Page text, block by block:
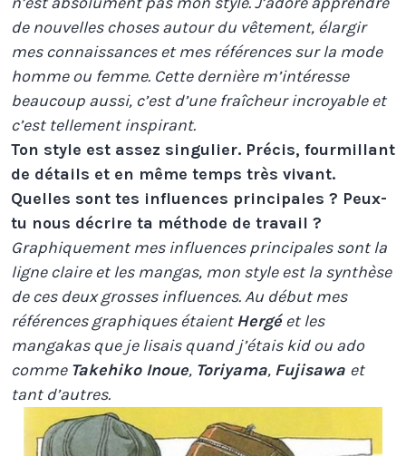
de nouvelles choses autour du vêtement, élargir
mes connaissances et mes références sur la mode
homme ou femme. Cette dernière m’intéresse
beaucoup aussi, c’est d’une fraîcheur incroyable et
c’est tellement inspirant.
Ton style est assez singulier. Précis, fourmillant
de détails et en même temps très vivant.
Quelles sont tes influences principales ? Peux-
tu nous décrire ta méthode de travail ?
Graphiquement mes influences principales sont la
ligne claire et les mangas, mon style est la synthèse
de ces deux grosses influences. Au début mes
références graphiques étaientHergéet les
mangakas que je lisais quand j’étais kid ou ado
comme Takehiko Inoue, Toriyama, Fujisawa et
tant d’autres.